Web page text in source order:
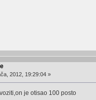
2012, 19:29:04 »
je otisao 100 posto